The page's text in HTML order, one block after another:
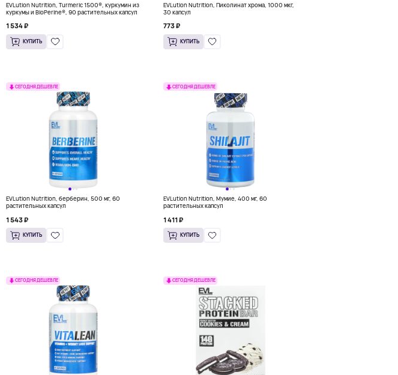
EVLution Nutrition, Turmeric 1500®, куркумин из
куркумы и BioPerine®, 90 растительных капсул
1 534 ₽
КУПИТЬ
EVLution Nutrition, Пиколинат хрома, 1000 мкг,
30 капсул
773 ₽
КУПИТЬ
СЕГОДНЯ ДЕШЕВЛЕ
EVLution Nutrition, берберин, 500 мг, 60
растительных капсул
1 543 ₽
КУПИТЬ
СЕГОДНЯ ДЕШЕВЛЕ
EVLution Nutrition, Мумие, 400 мг, 60
растительных капсул
1 411 ₽
КУПИТЬ
СЕГОДНЯ ДЕШЕВЛЕ СЕГОДНЯ ДЕШЕВЛЕ